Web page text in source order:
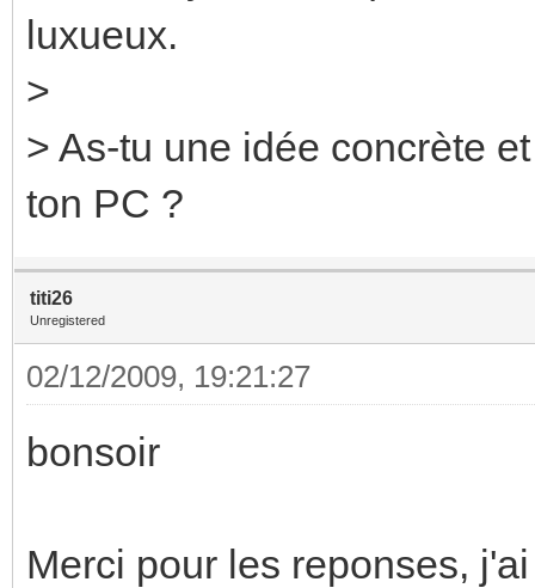
luxueux.
>
> As-tu une idée concrète
ton PC ?
titi26
Unregistered
02/12/2009, 19:21:27
bonsoir
Merci pour les reponses,